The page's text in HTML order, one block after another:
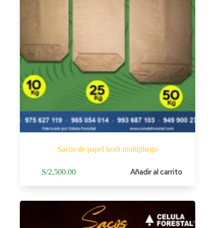
Sacos de papel kraft multipliego
S/2,500.00 Añadir al carrito